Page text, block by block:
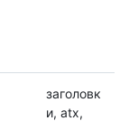
заголовк
и, atx,